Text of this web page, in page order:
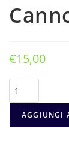
€15,00
Cannoni
italiani
1914-
1945
-
AGGIUNGI